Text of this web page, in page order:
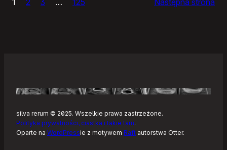
–
Linuksa
silva rerum © 2025. Wszelkie prawa zastrzeżone.
Polityka prywatności, ciastka i takie tam.
Oparte na WordPressie z motywem Raft autorstwa Otter.